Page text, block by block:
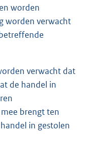
worden
worden verwacht
verwacht dat
de handel in
brengt ten
in gestolen